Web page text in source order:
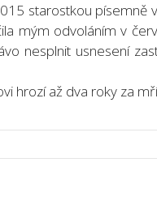
starostkou písemně
mým odvoláním v
nesplnit usnesení
hrozí až dva roky za